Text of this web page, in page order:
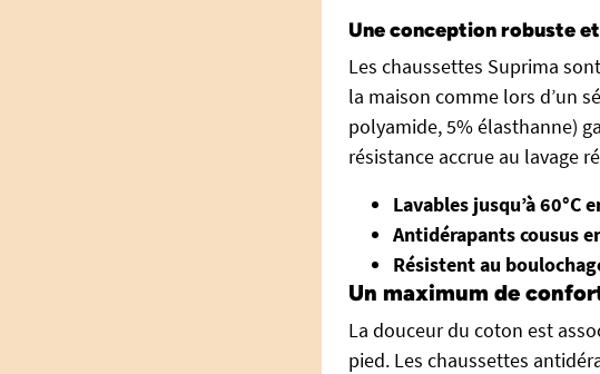
Une conception robuste
Les chaussettes Suprima
la maison comme lors d’un
polyamide, 5% élasthanne)
résistance accrue au lavage
Lavables jusqu’à 60°C
Antidérapants cousus
Résistent au
Un maximum de
La douceur du coton est
pied. Les chaussettes